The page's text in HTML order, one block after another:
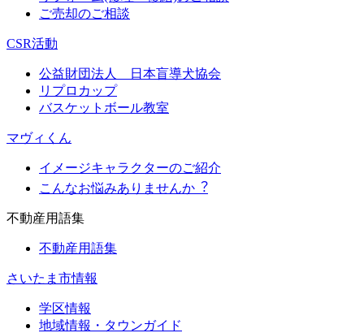
ご売却のご相談
CSR活動
公益財団法人 日本盲導犬協会
リプロカップ
バスケットボール教室
マヴィくん
イメージキャラクターのご紹介
こんなお悩みありませんか︖
不動産用語集
不動産用語集
さいたま市情報
学区情報
地域情報・タウンガイド